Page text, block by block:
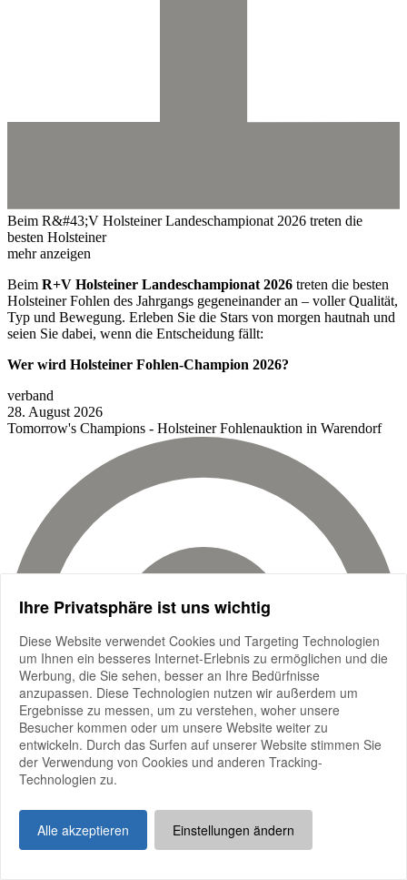
Beim R&#43;V Holsteiner Landeschampionat 2026 treten die
besten Holsteiner
mehr anzeigen
Beim R+V Holsteiner Landeschampionat 2026 treten die besten
Holsteiner Fohlen des Jahrgangs gegeneinander an – voller Qualität,
Typ und Bewegung. Erleben Sie die Stars von morgen hautnah und
seien Sie dabei, wenn die Entscheidung fällt:
Wer wird Holsteiner Fohlen-Champion 2026?
verband
28. August 2026
Tomorrow's Champions - Holsteiner Fohlenauktion in Warendorf
Ihre Privatsphäre ist uns wichtig
Diese Website verwendet Cookies und Targeting Technologien
um Ihnen ein besseres Internet-Erlebnis zu ermöglichen und die
Werbung, die Sie sehen, besser an Ihre Bedürfnisse
anzupassen. Diese Technologien nutzen wir außerdem um
Ergebnisse zu messen, um zu verstehen, woher unsere
Besucher kommen oder um unsere Website weiter zu
entwickeln. Durch das Surfen auf unserer Website stimmen Sie
der Verwendung von Cookies und anderen Tracking-
Technologien zu.
Alle akzeptieren Einstellungen ändern